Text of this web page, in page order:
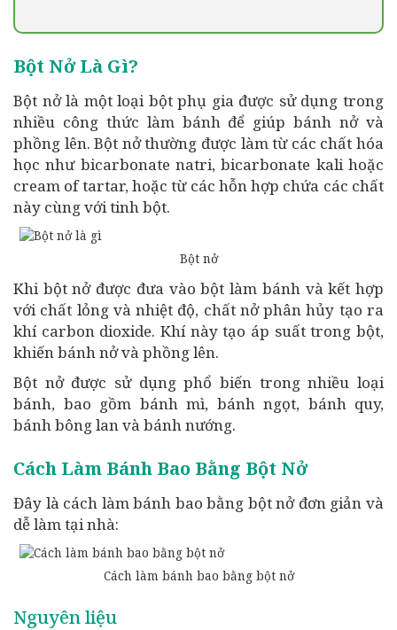
Bột Nở Là Gì?
Bột nở là một loại bột phụ gia được sử dụng trong
nhiều công thức làm bánh để giúp bánh nở và
phồng lên. Bột nở thường được làm từ các chất hóa
học như bicarbonate natri, bicarbonate kali hoặc
cream of tartar, hoặc từ các hỗn hợp chứa các chất
này cùng với tinh bột.
Bột nở
Khi bột nở được đưa vào bột làm bánh và kết hợp
với chất lỏng và nhiệt độ, chất nở phân hủy tạo ra
khí carbon dioxide. Khí này tạo áp suất trong bột,
khiến bánh nở và phồng lên.
Bột nở được sử dụng phổ biến trong nhiều loại
bánh, bao gồm bánh mì, bánh ngọt, bánh quy,
bánh bông lan và bánh nướng.
Cách Làm Bánh Bao Bằng Bột Nở
Đây là cách làm bánh bao bằng bột nở đơn giản và
dễ làm tại nhà:
Cách làm bánh bao bằng bột nở
Nguyên liệu